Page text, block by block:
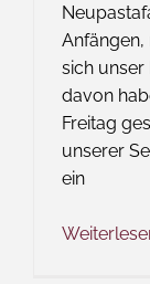
Anfängen,
sich unser
davon
Freitag
unserer
ein